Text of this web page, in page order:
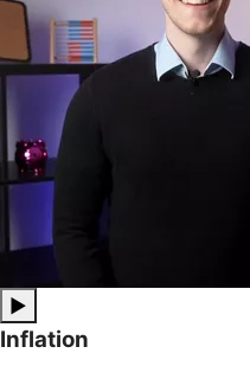
▶
Inflation